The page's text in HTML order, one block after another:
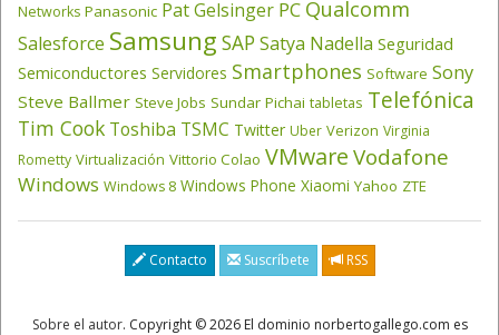
Networks Panasonic Pat Gelsinger PC Qualcomm
Salesforce Samsung SAP Satya Nadella Seguridad
Semiconductores Servidores Smartphones Software Sony
Steve Ballmer Steve Jobs Sundar Pichai tabletas Telefónica
Tim Cook Toshiba TSMC Twitter Uber Verizon Virginia
Rometty Virtualización Vittorio Colao VMwareVodafone
Windows Windows 8 Windows Phone Xiaomi Yahoo ZTE
Contacto Suscríbete RSS
Sobre el autor. Copyright © 2026 El dominio norbertogallego.com es